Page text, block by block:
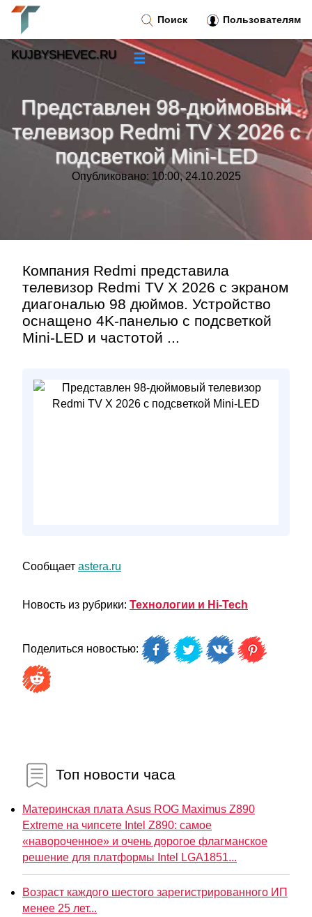
Представлен 98-дюймовый
телевизор Redmi TV X 2026 с
подсветкой Mini-LED
Опубликовано: 10:00, 24.10.2025
Компания Redmi представила
телевизор Redmi TV X 2026 с экраном
диагональю 98 дюймов. Устройство
оснащено 4K-панелью с подсветкой
Mini-LED и частотой ...
Сообщает astera.ru
Новость из рубрики: Технологии и Hi-Tech
Поделиться новостью:
Топ новости часа
Материнская плата Asus ROG Maximus Z890
Extreme на чипсете Intel Z890: самое
«навороченное» и очень дорогое флагманское
решение для платформы Intel LGA1851...
Возраст каждого шестого зарегистрированного ИП
менее 25 лет...
Поиск Пользователям
KUJBYSHEVEC.RU ☰
Новости»
Тренды новостей»
Рубрики»
Контакт»